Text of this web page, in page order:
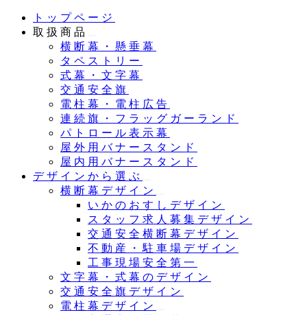
トップページ
取扱商品
横断幕・懸垂幕
タペストリー
式幕・文字幕
交通安全旗
電柱幕・電柱広告
連続旗・フラッグガーランド
パトロール表示幕
屋外用バナースタンド
屋内用バナースタンド
デザインから選ぶ
横断幕デザイン
いかのおすしデザイン
スタッフ求人募集デザイン
交通安全横断幕デザイン
不動産・駐車場デザイン
工事現場安全第一
文字幕・式幕のデザイン
交通安全旗デザイン
電柱幕デザイン